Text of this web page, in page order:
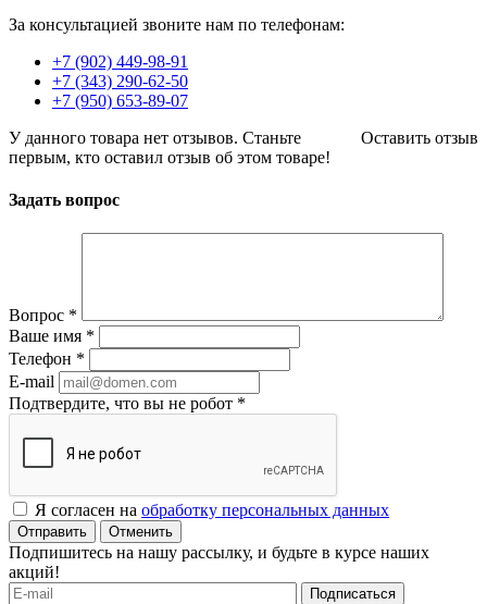
За консультацией звоните нам по телефонам:
+7 (902) 449-98-91
+7 (343) 290-62-50
+7 (950) 653-89-07
Оставить отзыв
У данного товара нет отзывов. Станьте
первым, кто оставил отзыв об этом товаре!
Задать вопрос
Вопрос *
Ваше имя *
Телефон *
E-mail
Подтвердите, что вы не робот *
Я согласен на обработку персональных данных
Отменить
Подпишитесь на нашу рассылку, и будьте в курсе наших
акций!